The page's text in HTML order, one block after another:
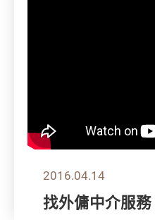
2016.04.14
找外傭中介服務